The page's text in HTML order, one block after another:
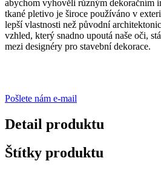
abychom vyhověli různým dekoračním
tkané pletivo je široce používáno v
lepší vlastnosti než původní
vzhled, který snadno upoutá naše oči,
mezi designéry pro stavební dekorace.
Pošlete nám e-mail
Detail produktu
Štítky produktu